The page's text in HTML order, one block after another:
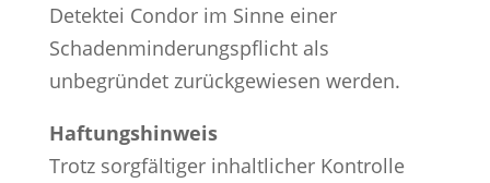
Detektei Condor im Sinne einer
Schadenminderungspflicht als
unbegründet zurückgewiesen werden.
Haftungshinweis
Trotz sorgfältiger inhaltlicher Kontrolle